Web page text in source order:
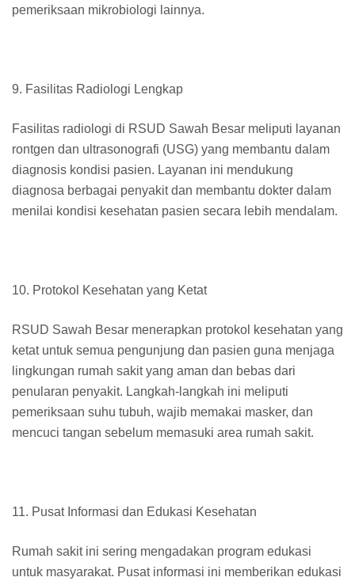
pemeriksaan mikrobiologi lainnya.
9. Fasilitas Radiologi Lengkap
Fasilitas radiologi di RSUD Sawah Besar meliputi layanan
rontgen dan ultrasonografi (USG) yang membantu dalam
diagnosis kondisi pasien. Layanan ini mendukung
diagnosa berbagai penyakit dan membantu dokter dalam
menilai kondisi kesehatan pasien secara lebih mendalam.
10. Protokol Kesehatan yang Ketat
RSUD Sawah Besar menerapkan protokol kesehatan yang
ketat untuk semua pengunjung dan pasien guna menjaga
lingkungan rumah sakit yang aman dan bebas dari
penularan penyakit. Langkah-langkah ini meliputi
pemeriksaan suhu tubuh, wajib memakai masker, dan
mencuci tangan sebelum memasuki area rumah sakit.
11. Pusat Informasi dan Edukasi Kesehatan
Rumah sakit ini sering mengadakan program edukasi
untuk masyarakat. Pusat informasi ini memberikan edukasi